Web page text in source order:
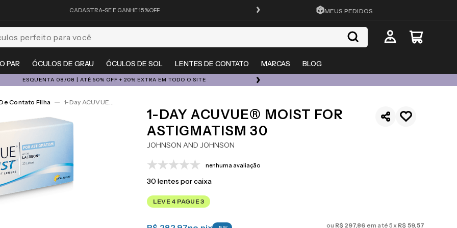
CADASTRA-SE E GANHE 15%OFF FRETE GRÁTIS EM TODO O SITE
MEUS PEDIDOS
PAR ÓCULOS DE GRAU ÓCULOS DE SOL LENTES DE CONTATO MARCAS BLOG
para você
ESQUENTA 08/08 | ATÉ 50% OFF + 20% EXTRA EM TODO O SITE ÓCULOS DE GRAU, SOL E LENTES COM ATÉ 50% OFF + 20% EXTRA
Contato Filha 1-Day ACUVUE® Moist For Astigmatism 30
1-DAY ACUVUE® MOIST FOR
ASTIGMATISM 30
JOHNSON AND JOHNSON
nenhuma avaliação
30lentes por caixa
LEVE 4 PAGUE 3
ou R$ 297,86 em até5x R$ 59,57